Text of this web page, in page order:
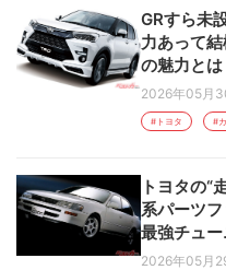
GRすら未
力あって
の魅力とは
2026年05月
#トヨタ #
トヨタの
系パーツ
最強チュ
2026年05月